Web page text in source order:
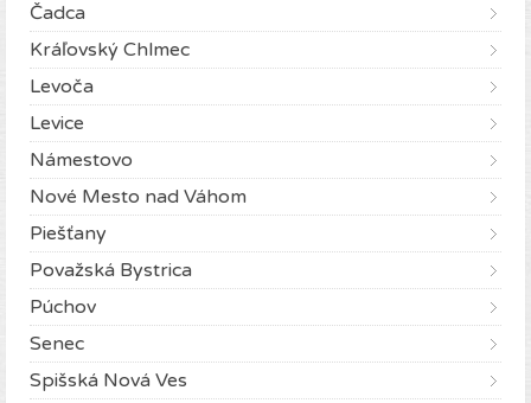
Čadca
Kráľovský Chlmec
Levoča
Levice
Námestovo
Nové Mesto nad Váhom
Piešťany
Považská Bystrica
Púchov
Senec
Spišská Nová Ves